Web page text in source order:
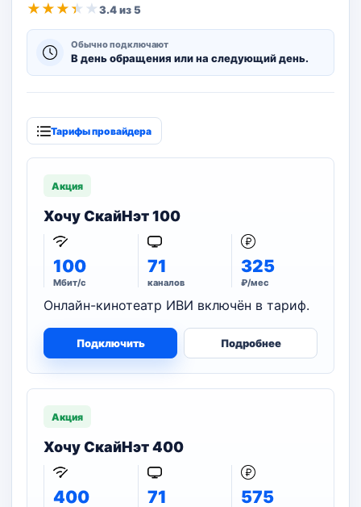
★ ★ ★ ★ ★3.4 из 5
Обычно подключают
В день обращения или на следующий день.
Тарифы провайдера
Акция
Хочу СкайНэт 100
100
Мбит/с
71
каналов
325
₽/мес
Онлайн-кинотеатр ИВИ включён в тариф.
Подключить Подробнее
Акция
Хочу СкайНэт 400
400 71 575